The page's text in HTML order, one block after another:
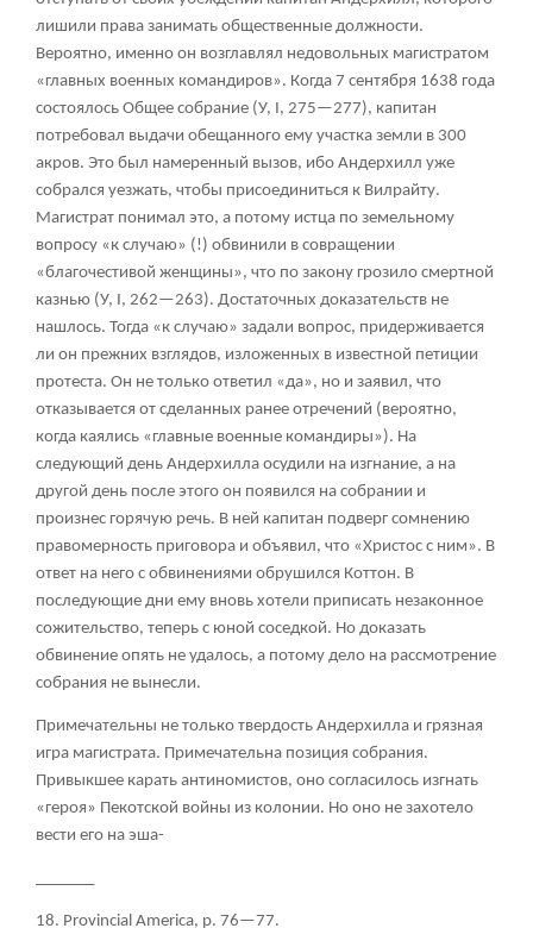
лишили права занимать общественные должности.
Вероятно, именно он возглавлял недовольных магистратом
«главных военных командиров». Когда 7 сентября 1638 года
состоялось Общее собрание (У, I, 275—277), капитан
потребовал выдачи обещанного ему участка земли в 300
акров. Это был намеренный вызов, ибо Андерхилл уже
собрался уезжать, чтобы присоединиться к Вилрайту.
Магистрат понимал это, а потому истца по земельному
вопросу «к случаю» (!) обвинили в совращении
«благочестивой женщины», что по закону грозило смертной
казнью (У, I, 262—263). Достаточных доказательств не
нашлось. Тогда «к случаю» задали вопрос, придерживается
ли он прежних взглядов, изложенных в известной петиции
протеста. Он не только ответил «да», но и заявил, что
отказывается от сделанных ранее отречений (вероятно,
когда каялись «главные военные командиры»). На
следующий день Андерхилла осудили на изгнание, а на
другой день после этого он появился на собрании и
произнес горячую речь. В ней капитан подверг сомнению
правомерность приговора и объявил, что «Христос с ним». В
ответ на него с обвинениями обрушился Коттон. В
последующие дни ему вновь хотели приписать незаконное
сожительство, теперь с юной соседкой. Но доказать
обвинение опять не удалось, а потому дело на рассмотрение
собрания не вынесли.
Примечательны не только твердость Андерхилла и грязная
игра магистрата. Примечательна позиция собрания.
Привыкшее карать антиномистов, оно согласилось изгнать
«героя» Пекотской войны из колонии. Но оно не захотело
вести его на эша-
18. Provincial America, p. 76—77.